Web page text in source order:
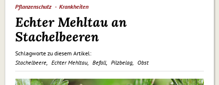
Pflanzenschutz Krankheiten
Echter Mehltau an
Stachelbeeren
Schlagworte zu diesem Artikel:
Stachelbeere
Echter Mehltau Befall Pilzbelag Obst